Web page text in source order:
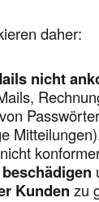
daher:
nicht
nicht
Kundenzu